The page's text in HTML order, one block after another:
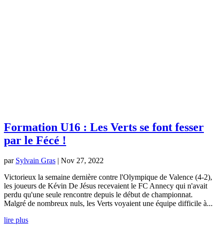
Formation U16 : Les Verts se font fesser
par le Fécé !
par Sylvain Gras | Nov 27, 2022
Victorieux la semaine dernière contre l'Olympique de Valence (4-2),
les joueurs de Kévin De Jésus recevaient le FC Annecy qui n'avait
perdu qu'une seule rencontre depuis le début de championnat.
Malgré de nombreux nuls, les Verts voyaient une équipe difficile à...
lire plus